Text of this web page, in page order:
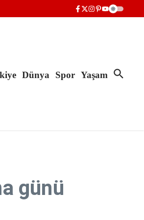
Dünya Spor Yaşam
günü